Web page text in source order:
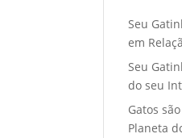
Seu
em
Seu
do seu
Gatos
Planeta